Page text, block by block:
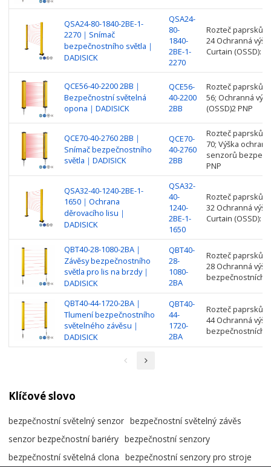
QSA24-80-1840-2BE-1-
2270｜Snímač
bezpečnostního světla｜
DADISICK
QSA24-
80-
1840-
2BE-1-
2270
Rozteč paprsků:
24 Ochranná
Curtain (OSSD): 2
QCE56-40-2200 2BB｜
Bezpečnostní světelná
opona｜DADISICK
QCE56-
40-2200
2BB
Rozteč paprsků:
56; Ochranná
(OSSD)2 PNP
QCE70-40-2760 2BB｜
Snímač bezpečnostního
světla｜DADISICK
QCE70-
40-2760
2BB
Rozteč paprsků:
70; Výška
senzorů
PNP
QSA32-40-1240-2BE-1-
1650｜Ochrana
děrovacího lisu｜
DADISICK
QSA32-
40-
1240-
2BE-1-
1650
Rozteč paprsků:
32 Ochranná
Curtain (OSSD): 2
QBT40-28-1080-2BA｜
Závěsy bezpečnostního
světla pro lis na brzdy｜
DADISICK
QBT40-
28-
1080-
2BA
Rozteč paprsků:
28 Ochranná
bezpečnostních
QBT40-44-1720-2BA｜
Tlumení bezpečnostního
světelného závěsu｜
DADISICK
QBT40-
44-
1720-
2BA
Rozteč paprsků:
44 Ochranná
bezpečnostních
Klíčové slovo
bezpečnostní světelný senzor bezpečnostní světelný závěs
senzor bezpečnostní bariéry bezpečnostní senzory
bezpečnostní světelná clona
bezpečnostní senzory pro stroje